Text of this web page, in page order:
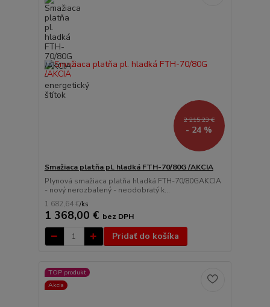
2 215,23 €
- 24 %
Smažiaca platňa pl. hladká FTH-70/80G /AKCIA
Plynová smažiaca platňa hladká FTH-70/80GAKCIA
- nový nerozbalený - neodobratý k...
1 682,64 €/ks
1 368,00 € bez DPH
Pridať do košíka
TOP produkt
Akcia